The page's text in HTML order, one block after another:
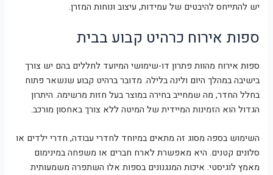
יש להתייחס להיבטים של עמידות, עיצוב ונוחות המזרן.
ספות אירוח כרהיט קבוע בבית
ספות אירוח מהוות פתרון דו-שימושי המיועד לחללים בהם יש צורך
בישיבה במהלך היום ולינה בלילה. מדובר ברהיט קבוע שנשאר פתוח
בחלל החדר, מה שמחייב בחירה במוצר בעל חזות מרשימה. היתרון
הגדול הוא הזמינות המיידית של המיטה ללא צורך באחסון מורכב.
השימוש בספה מסוג זה מתאים במיוחד לחדרי עבודה, חדרי ילדים או
סלונים קטנים. היא מאפשרת לארח חברים או משפחה במינימום
מאמץ לוגיסטי. איכות המנגנונים בספות אלו השתפרה משמעותית